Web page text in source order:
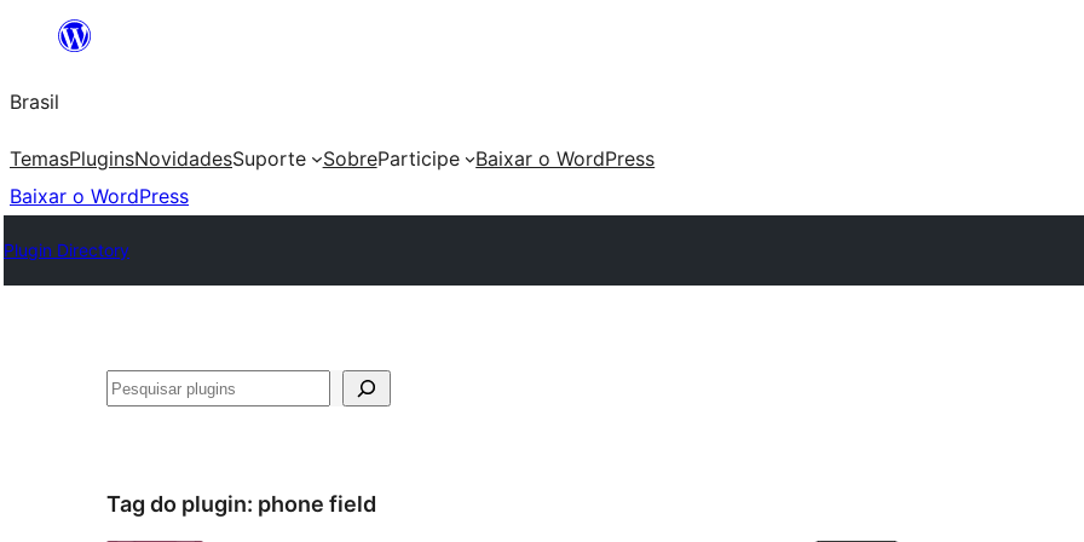
o
conteúdo
Brasil
TemasPluginsNovidadesSuporte SobreParticipe
Baixar o WordPress
Baixar o WordPress
Plugin Directory
Pesquisar
Tag do plugin: phone field